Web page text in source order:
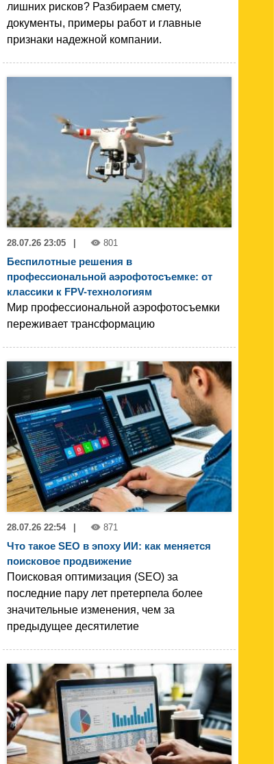
лишних рисков? Разбираем смету,
документы, примеры работ и главные
признаки надежной компании.
28.07.26 23:05 801
Беспилотные решения в
профессиональной аэрофотосъемке: от
классики к FPV-технологиям
Мир профессиональной аэрофотосъемки
переживает трансформацию
28.07.26 22:54 | 871
Что такое SEO в эпоху ИИ: как меняется
поисковое продвижение
Поисковая оптимизация (SEO) за
последние пару лет претерпела более
значительные изменения, чем за
предыдущее десятилетие